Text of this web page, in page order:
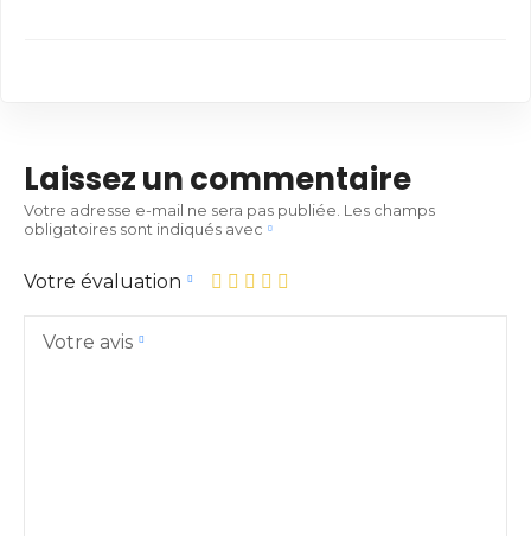
Laissez un commentaire
Votre adresse e-mail ne sera pas publiée. Les champs
obligatoires sont indiqués avec
Votre évaluation
Votre avis